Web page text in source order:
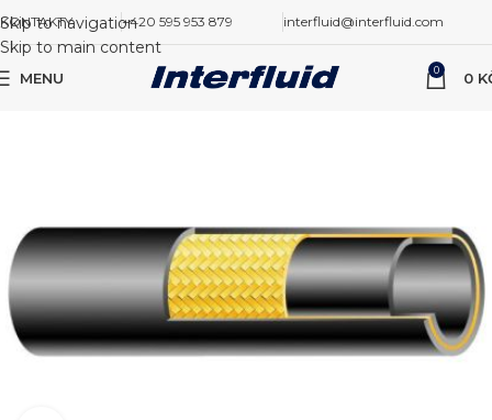
Skip to navigation
Skip to main content
KONTAKTY +420 595 953 879 interfluid@interfluid.com
MENU 0 0